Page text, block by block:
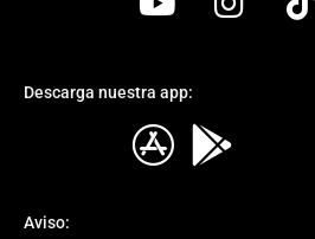
Descarga nuestra app:
Aviso: